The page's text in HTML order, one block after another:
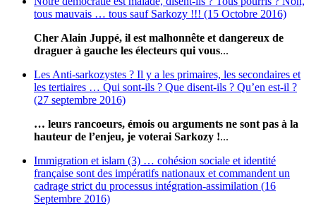
tous mauvais … tous sauf Sarkozy !!! (15 Octobre 2016)
Cher Alain Juppé, il est malhonnête et dangereux de
draguer à gauche les électeurs qui vous...
Les Anti-sarkozystes ? Il y a les primaires, les secondaires et
les tertiaires … Qui sont-ils ? Que disent-ils ? Qu’en est-il ?
(27 septembre 2016)
… leurs rancoeurs, émois ou arguments ne sont pas à la
hauteur de l’enjeu, je voterai Sarkozy !...
Immigration et islam (3) … cohésion sociale et identité
française sont des impératifs nationaux et commandent un
cadrage strict du processus intégration-assimilation (16
Septembre 2016)